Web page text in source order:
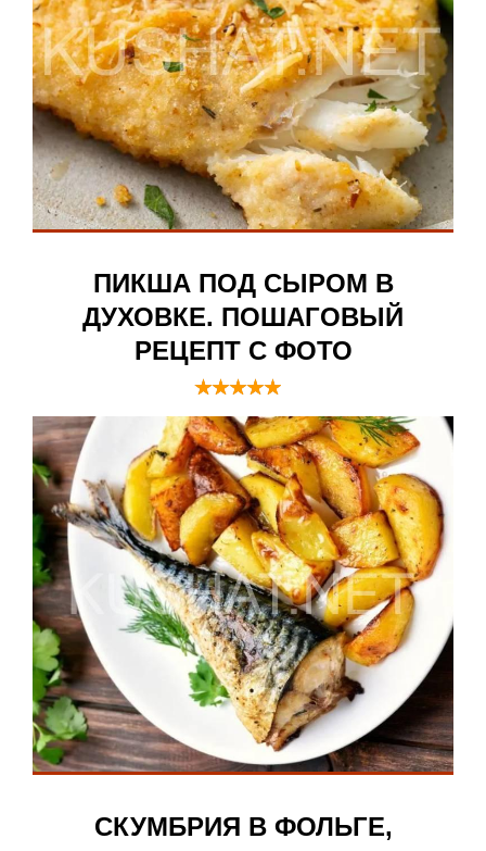
ПИКША ПОД СЫРОМ В
ДУХОВКЕ. ПОШАГОВЫЙ
РЕЦЕПТ С ФОТО
СКУМБРИЯ В ФОЛЬГЕ,